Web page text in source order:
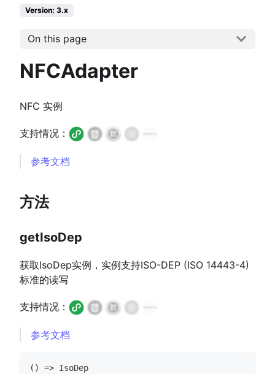
Version: 3.x
On this page
NFCAdapter
NFC 实例
支持情况：
参考文档
方法
getIsoDep
获取IsoDep实例，实例支持ISO-DEP (ISO 14443-4)
标准的读写
支持情况：
参考文档
( ) => IsoDep